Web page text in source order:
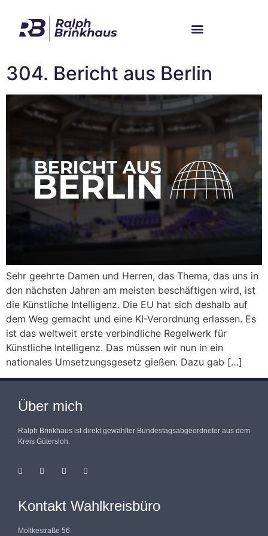
304. Bericht aus Berlin
Sehr geehrte Damen und Herren, das Thema, das uns in
den nächsten Jahren am meisten beschäftigen wird, ist
die Künstliche Intelligenz. Die EU hat sich deshalb auf
dem Weg gemacht und eine KI-Verordnung erlassen. Es
ist das weltweit erste verbindliche Regelwerk für
Künstliche Intelligenz. Das müssen wir nun in ein
nationales Umsetzungsgesetz gießen. Dazu gab […]
Über mich
Ralph Brinkhaus ist direkt gewählter Bundestagsabgeordneter aus dem
Kreis Gütersloh.
Kontakt Wahlkreisbüro
Moltkestraße 56